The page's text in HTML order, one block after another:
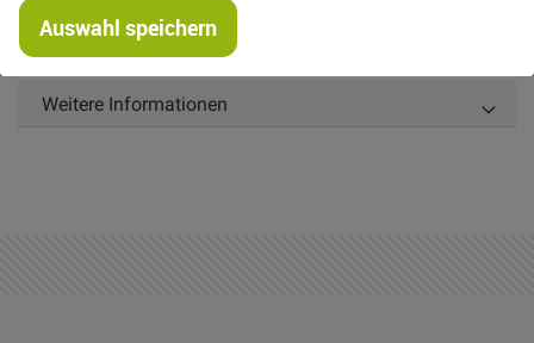
Auswahl speichern
Bitte benutze beim Verarbeiten von Sweat unbedingt
eine Jerseynadel!
Weitere Informationen